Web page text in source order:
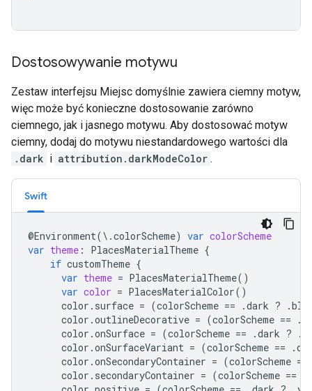
Dostosowywanie motywu
Zestaw interfejsu Miejsc domyślnie zawiera ciemny motyw,
więc może być konieczne dostosowanie zarówno
ciemnego, jak i jasnego motywu. Aby dostosować motyw
ciemny, dodaj do motywu niestandardowego wartości dla
.dark i attribution.darkModeColor .
Swift
@Environment(\ .colorScheme) var colorScheme
var theme : PlacesMaterialTheme {
if customTheme {
var theme = PlacesMaterialTheme()
var color = PlacesMaterialColor()
color . surface = (colorScheme == .dark ? .
color .outlineDecorative = (colorScheme == .
color .onSurface = (colorScheme == .dark ? .
color .onSurfaceVariant = (colorScheme == .
color .onSecondaryContainer = (colorScheme ==
color . secondaryContainer = (colorScheme ==